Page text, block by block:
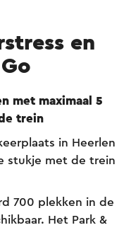
en
met maximaal 5
trein
in Heerlen
stukje met de trein
700 plekken in de
Het Park &